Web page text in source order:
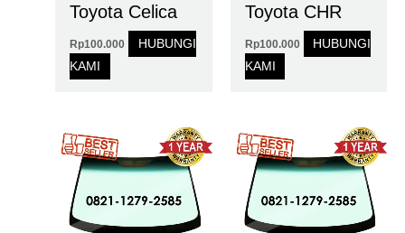
Toyota Celica
Rp100.000
HUBUNGI
KAMI
Toyota CHR
Rp100.000
HUBUNGI
KAMI